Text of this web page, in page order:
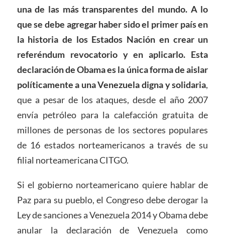
una de las más transparentes del mundo. A lo
que se debe agregar haber sido el primer país en
la historia de los Estados Nación en crear un
referéndum revocatorio y en aplicarlo. Esta
declaración de Obama es la única forma de aislar
políticamente a una Venezuela digna y solidaria,
que a pesar de los ataques, desde el año 2007
envía petróleo para la calefacción gratuita de
millones de personas de los sectores populares
de 16 estados norteamericanos a través de su
filial norteamericana CITGO.
Si el gobierno norteamericano quiere hablar de
Paz para su pueblo, el Congreso debe derogar la
Ley de sanciones a Venezuela 2014 y Obama debe
anular la declaración de Venezuela como